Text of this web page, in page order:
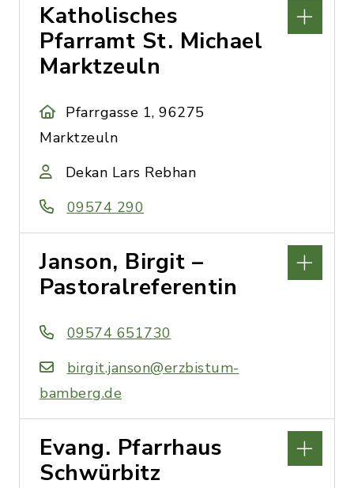
Katholisches
Pfarramt St. Michael
Marktzeuln
Pfarrgasse 1, 96275
Marktzeuln
Dekan Lars Rebhan
09574 290
Janson, Birgit –
Pastoralreferentin
09574 651730
birgit.janson@erzbistum-
bamberg.de
Evang. Pfarrhaus
Schwürbitz